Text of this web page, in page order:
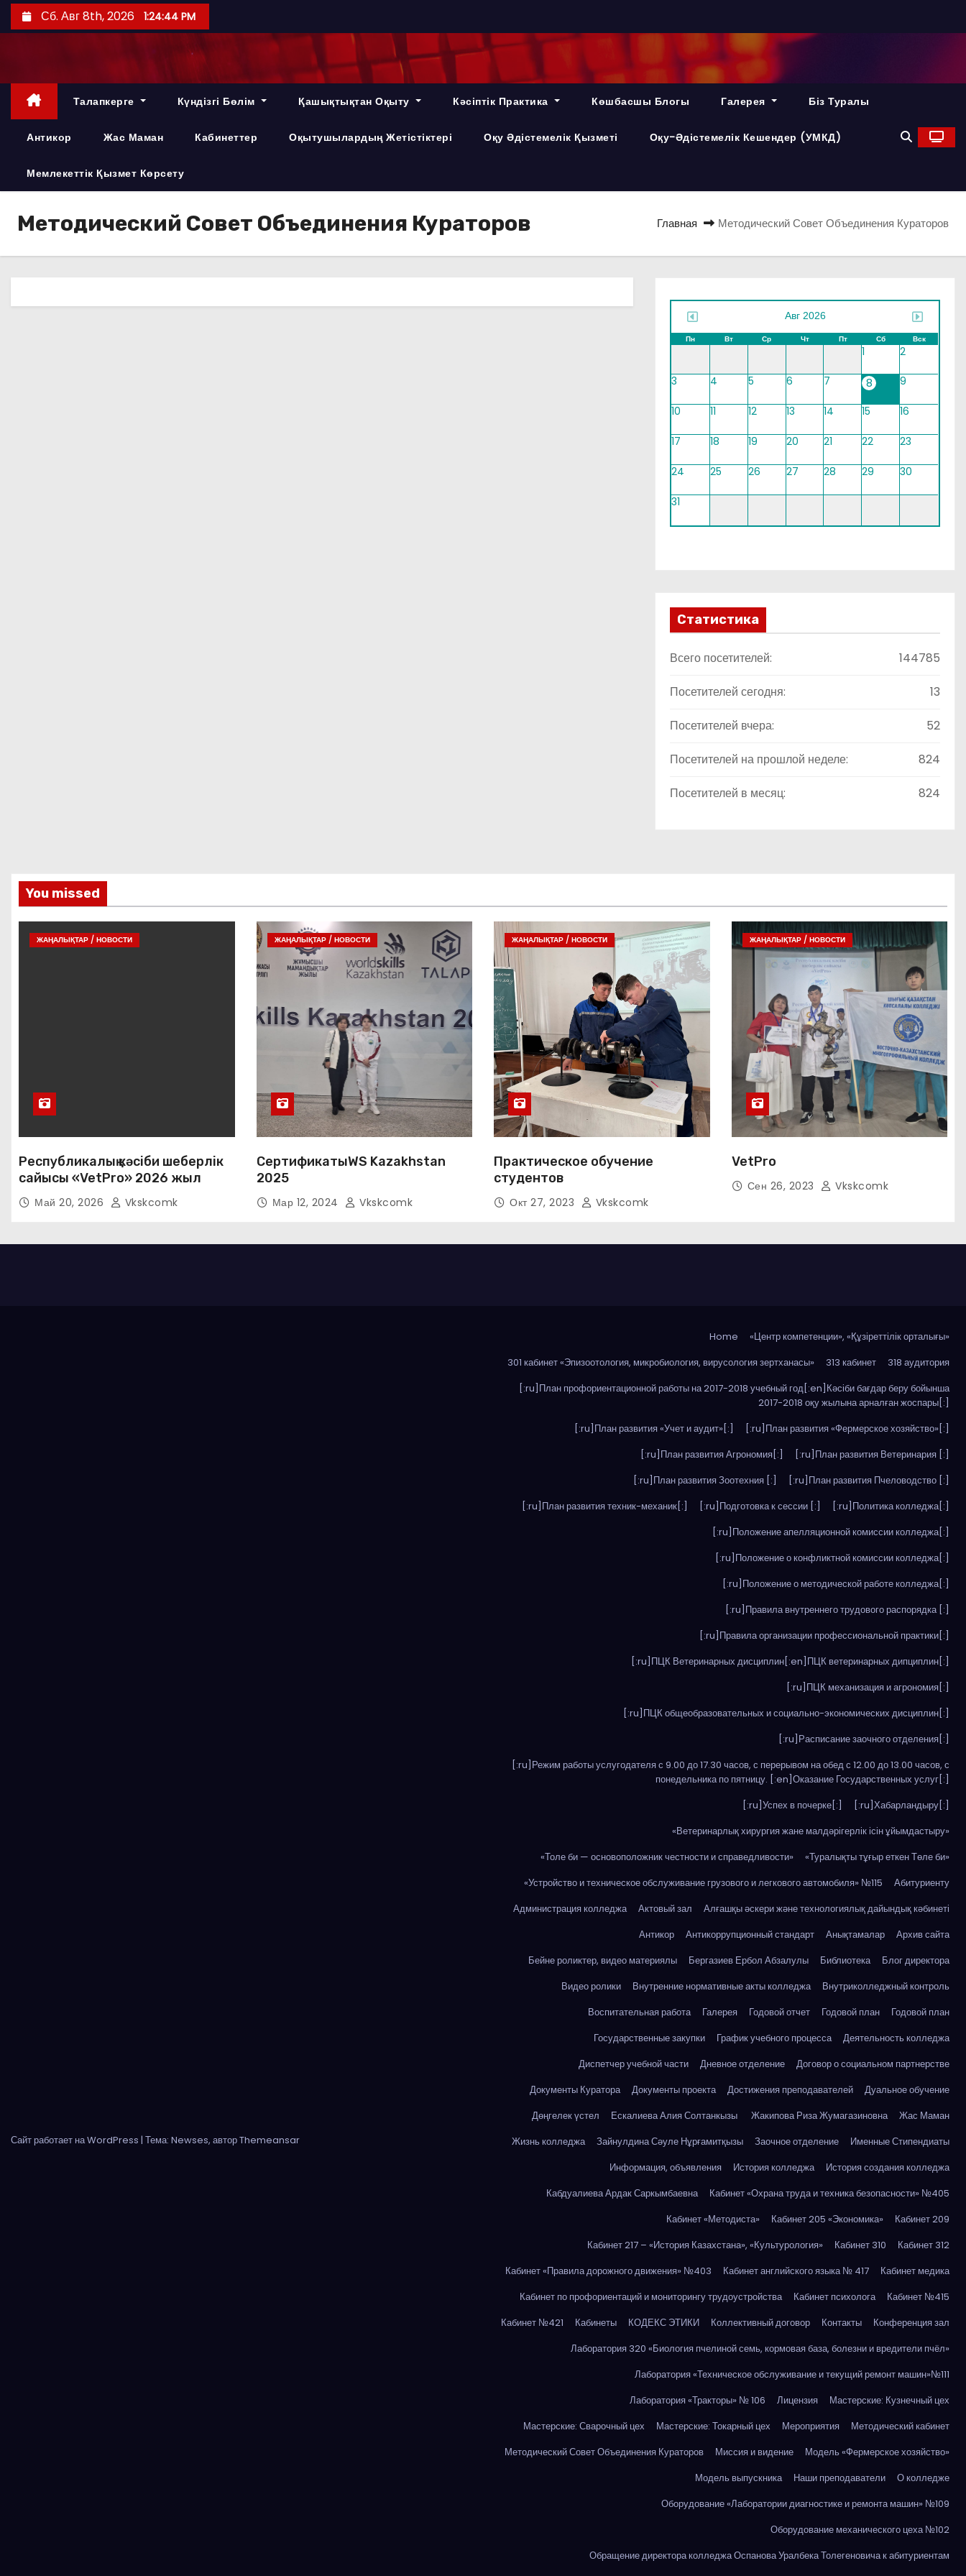
е
о
Сб. Авг 8th, 2026 1:24:45 PM
Талапкерге Күндізгі Бөлім Қашықтықтан Оқыту Кәсіптік Практика Көшбасшы Блогы Галерея Біз Туралы
Антикор Жас Маман Кабинеттер Оқытушылардың Жетістіктері Оқу Әдістемелік Қызметі Оқу-Әдістемелік Кешендер (УМКД)
Мемлекеттік Қызмет Көрсету
Методический Совет Объединения Кураторов Главная Методический Совет Объединения Кураторов
Авг 2026
Пн Вт Ср Чт Пт Сб Вск
1 2
3 4 5 6 7 8 9
10 11 12 13 14 15 16
17 18 19 20 21 22 23
24 25 26 27 28 29 30
31
Статистика
144785
Всего посетителей:
13
Посетителей сегодня:
52
Посетителей вчера:
824
Посетителей на прошлой неделе:
824
Посетителей в месяц:
You missed
ЖАҢАЛЫҚТАР / НОВОСТИ
Республикалық кәсіби шеберлік
сайысы «VetPro» 2026 жыл
Май 20, 2026 Vkskcomk
ЖАҢАЛЫҚТАР / НОВОСТИ
СертификатыWS Kazakhstan
2025
Мар 12, 2024 Vkskcomk
ЖАҢАЛЫҚТАР / НОВОСТИ
Практическое обучение
студентов
Окт 27, 2023 Vkskcomk
ЖАҢАЛЫҚТАР / НОВОСТИ
VetPro
Сен 26, 2023 Vkskcomk
Сайт работает на WordPress | Тема: Newses, авторThemeansar
Home
«Центр компетенции», «Құзіреттілік орталығы»
301 кабинет «Эпизоотология, микробиология, вирусология зертханасы»
313 кабинет
318 аудитория
[:ru]План профориентационной работы на 2017-2018 учебный год[:en]Кәсіби бағдар беру бойынша
2017-2018 оқу жылына арналған жоспары[:]
[:ru]План развития «Учет и аудит»[:]
[:ru]План развития «Фермерское хозяйство»[:]
[:ru]План развития Агрономия[:]
[:ru]План развития Ветеринария [:]
[:ru]План развития Зоотехния [:]
[:ru]План развития Пчеловодство [:]
[:ru]План развития техник-механик[:]
[:ru]Подготовка к сессии [:]
[:ru]Политика колледжа[:]
[:ru]Положение апелляционной комиссии колледжа[:]
[:ru]Положение о конфликтной комиссии колледжа[:]
[:ru]Положение о методической работе колледжа[:]
[:ru]Правила внутреннего трудового распорядка [:]
[:ru]Правила организации профессиональной практики[:]
[:ru]ПЦК Ветеринарных дисциплин[:en]ПЦК ветеринарных дипциплин[:]
[:ru]ПЦК механизация и агрономия[:]
[:ru]ПЦК общеобразовательных и социально-экономических дисциплин[:]
[:ru]Расписание заочного отделения[:]
[:ru]Режим работы услугодателя с 9.00 до 17.30 часов, с перерывом на обед с 12.00 до 13.00 часов, с
понедельника по пятницу. [:en]Оказание Государственных услуг[:]
[:ru]Успех в почерке[:]
[:ru]Хабарландыру[:]
«Ветеринарлық хирургия жане малдәрігерлік ісін ұйымдастыру»
«Толе би — основоположник честности и справедливости»
«Туралықты тұғыр еткен Төле би»
«Устройство и техническое обслуживание грузового и легкового автомобиля» №115
Абитуриенту
Администрация колледжа
Актовый зал
Алғашқы әскери және технологиялық дайындық кәбинеті
Антикор
Антикоррупционный стандарт Анықтамалар
Архив сайта
Бейне роликтер, видео материялы
Бергазиев Ербол Абзалулы Библиотека
Блог директора
Видео ролики
Внутренние нормативные акты колледжа
Внутриколледжный контроль
Воспитательная работа
Галерея Годовой отчет Годовой план
Годовой план
Государственные закупки
График учебного процесса
Деятельность колледжа
Диспетчер учебной части
Дневное отделение
Договор о социальном партнерстве
Документы Куратора
Документы проекта Достижения преподавателей
Дуальное обучение
Дөңгелек үстел
Ескалиева Алия Солтанкызы Жакипова Риза Жумагазиновна
Жас Маман
Жизнь колледжа
Зайнулдина Сәуле Нұрғамитқызы Заочное отделение
Именные Стипендиаты
Информация, объявления
История колледжа
История создания колледжа
Кабдуалиева Ардак Саркымбаевна
Кабинет «Охрана труда и техника безопасности» №405
Кабинет «Методиста»
Кабинет 205 «Экономика»
Кабинет 209
Кабинет 217 – «История Казахстана», «Культурология»
Кабинет 310
Кабинет 312
Кабинет «Правила дорожного движения» №403
Кабинет английского языка № 417
Кабинет медика
Кабинет по профориентаций и мониторингу трудоустройства
Кабинет психолога
Кабинет №415
Кабинет №421
Кабинеты КОДЕКС ЭТИКИ Коллективный договор Контакты
Конференция зал
Лаборатория 320 «Биология пчелиной семь, кормовая база, болезни и вредители пчёл»
Лаборатория «Техническое обслуживание и текущий ремонт машин»№111
Лаборатория «Тракторы» № 106
Лицензия
Мастерские: Кузнечный цех
Мастерские: Сварочный цех
Мастерские: Токарный цех Мероприятия
Методический кабинет
Методический Совет Объединения Кураторов
Миссия и видение
Модель «Фермерское хозяйство»
Модель выпускника
Наши преподаватели
О колледже
Оборудование «Лаборатории диагностике и ремонта машин» №109
Оборудование механического цеха №102
Обращение директора колледжа Оспанова Уралбека Толегеновича к абитуриентам